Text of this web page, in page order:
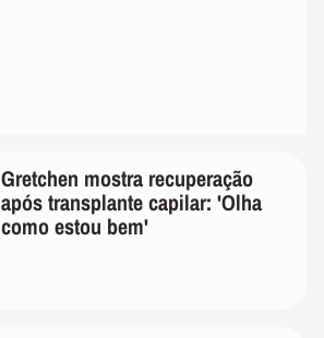
Gretchen mostra recuperação
após transplante capilar: 'Olha
como estou bem'